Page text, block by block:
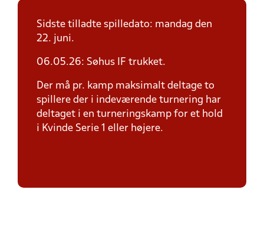
Sidste tilladte spilledato: mandag den
22. juni.
06.05.26: Søhus IF trukket.
Der må pr. kamp maksimalt deltage to
spillere der i indeværende turnering har
deltaget i en turneringskamp for et hold
i Kvinde Serie 1 eller højere.